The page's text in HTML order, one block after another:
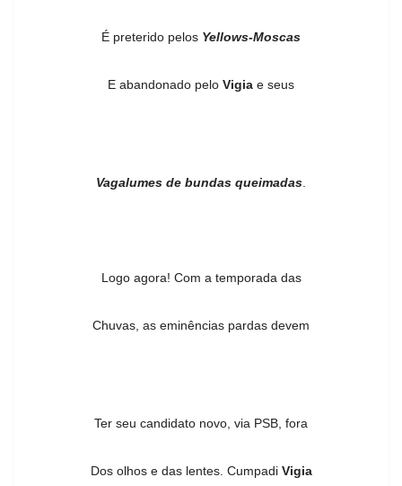
É preterido pelos Yellows-Moscas
E abandonado pelo Vigia e seus
Vagalumes de bundas queimadas
Logo agora! Com a temporada das
Chuvas, as eminências pardas devem
Ter seu candidato novo, via PSB, fora
Dos olhos e das lentes. Cumpadi Vigia